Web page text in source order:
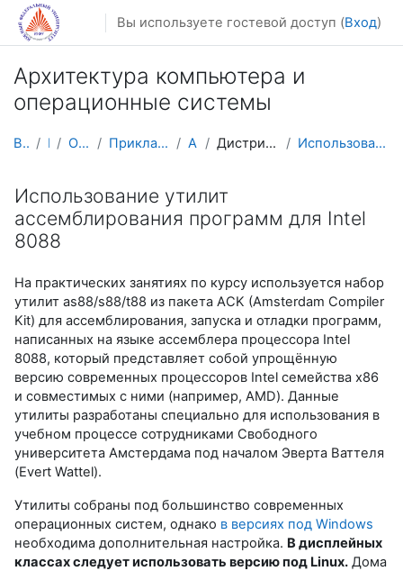
Перейти к основному содержанию
Вы используете гостевой доступ (Вход)
Архитектура компьютера и
операционные системы
В начало Курсы Осенний семестр Прикладная математика и информатика AM CA&OS Дистрибутивы и справочная информация Использование утилит ассемблирования программ для ...
Использование утилит
ассемблирования программ для Intel
8088
На практических занятиях по курсу используется набор
утилит as88/s88/t88 из пакета ACK (Amsterdam Compiler
Kit) для ассемблирования, запуска и отладки программ,
написанных на языке ассемблера процессора Intel
8088, который представляет собой упрощённую
версию современных процессоров Intel семейства x86
и совместимых с ними (например, AMD). Данные
утилиты разработаны специально для использования в
учебном процессе сотрудниками Свободного
университета Амстердама под началом Эверта Ваттеля
(Evert Wattel).
Утилиты собраны под большинство современных
операционных систем, однако в версиях под Windows
необходима дополнительная настройка. В дисплейных
классах следует использовать версию под Linux. Дома